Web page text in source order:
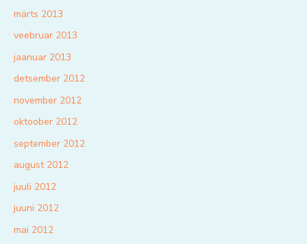
märts 2013
veebruar 2013
jaanuar 2013
detsember 2012
november 2012
oktoober 2012
september 2012
august 2012
juuli 2012
juuni 2012
mai 2012